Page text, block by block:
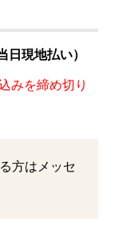
現地払い）
みを締め切り
方はメッセ